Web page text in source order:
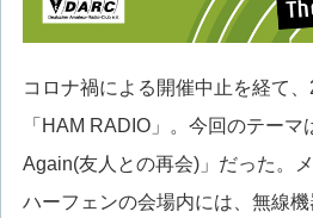
コロナ禍による開催中止を経て
「HAM RADIO」。今回のテー
Again(友人との再会)」だった。
ハーフェンの会場内には、無線